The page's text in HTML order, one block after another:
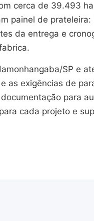
cerca de 39.493
painel de
da entrega e
SP e
as exigências de
para
cada projeto e